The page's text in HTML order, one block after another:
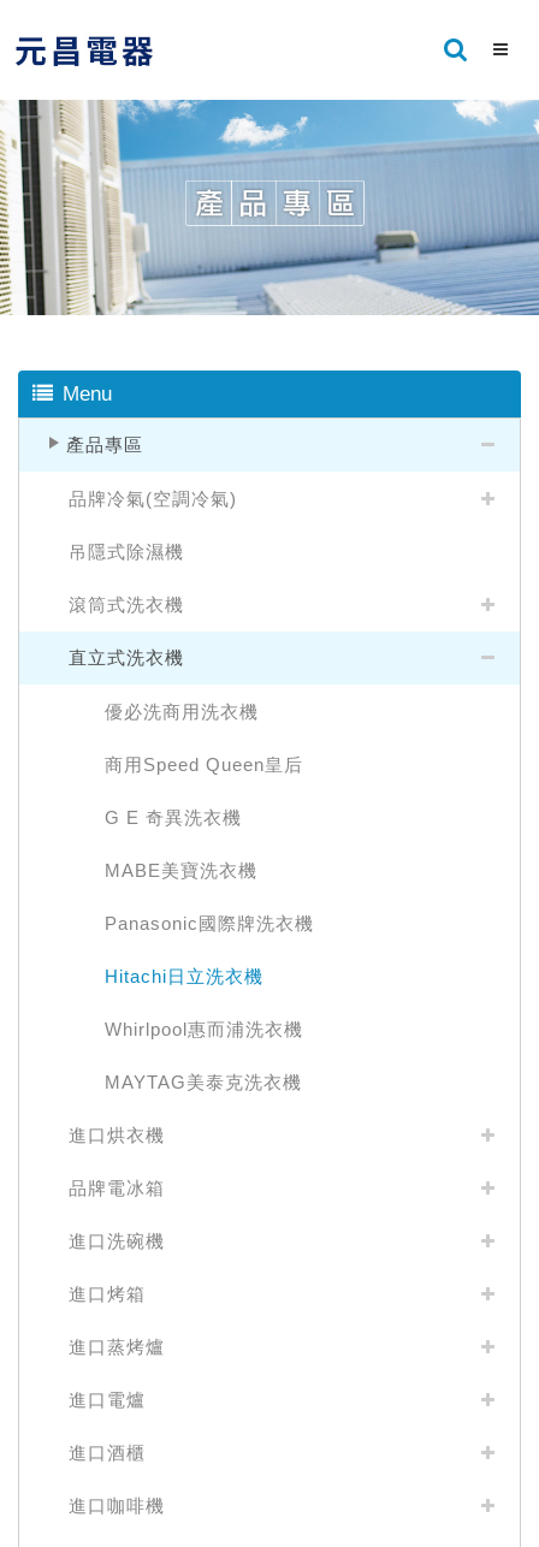
Menu
產品專區
品牌冷氣(空調冷氣)
吊隱式除濕機
滾筒式洗衣機
直立式洗衣機
優必洗商用洗衣機
商用Speed Queen皇后
G E 奇異洗衣機
MABE美寶洗衣機
Panasonic國際牌洗衣機
Hitachi日立洗衣機
Whirlpool惠而浦洗衣機
MAYTAG美泰克洗衣機
進口烘衣機
品牌電冰箱
進口洗碗機
進口烤箱
進口蒸烤爐
進口電爐
進口酒櫃
進口咖啡機